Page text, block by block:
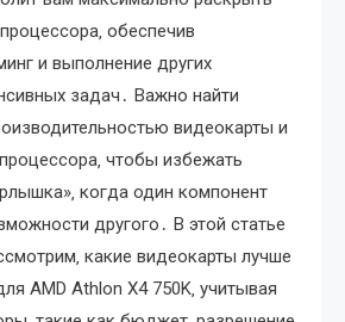
обеспечив
и выполнение других
задач․ Важно найти
видеокарты и
чтобы избежать
когда один компонент
другого․ В этой статье
какие видеокарты лучше
AMD Athlon X4 750K‚ учитывая